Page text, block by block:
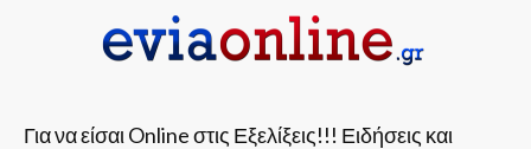
Για να είσαι Online στις Εξελίξεις!!! Ειδήσεις και